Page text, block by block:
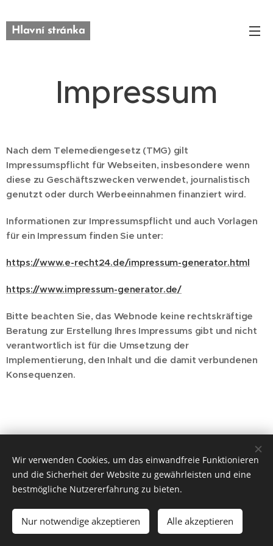
Hlavní stránka
Impressum
Nach dem Telemediengesetz (TMG) gilt
Impressumspflicht für Webseiten, insbesondere wenn
diese zu Geschäftszwecken verwendet, journalistisch
genutzt oder durch Werbeeinnahmen finanziert wird.
Informationen zur Impressumspflicht und auch Vorlagen
für ein Impressum finden Sie unter:
https://www.e-recht24.de/impressum-generator.html
https://www.impressum-generator.de/
Bitte beachten Sie, das Webnode keine rechtskräftige
Beratung zur Erstellung Ihres Impressums gibt und nicht
verantwortlich ist für die Umsetzung der
Implementierung, den Inhalt und die damit verbundenen
Konsequenzen.
| 2021 | Webdesign by Jiří Albrecht / Lucie Vinárková
Foto: Copyright © Jiří Albrecht
Sprachen
Čeština
Deutsch
Wir verwenden Cookies, um das einwandfreie Funktionieren
und die Sicherheit der Website zu gewährleisten und eine
bestmögliche Nutzererfahrung zu bieten.
Nur notwendige akzeptieren Alle akzeptieren